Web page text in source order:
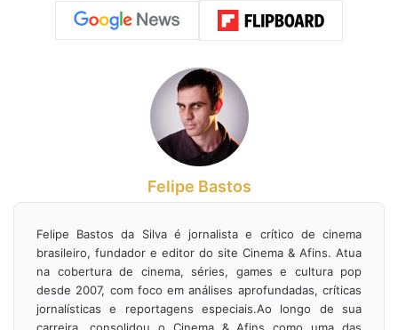
Felipe Bastos
Felipe Bastos da Silva é jornalista e crítico de cinema
brasileiro, fundador e editor do site Cinema & Afins. Atua
na cobertura de cinema, séries, games e cultura pop
desde 2007, com foco em análises aprofundadas, críticas
jornalísticas e reportagens especiais.Ao longo de sua